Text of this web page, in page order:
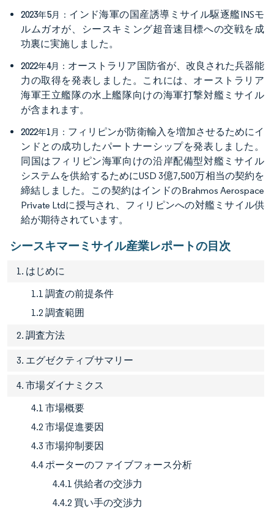
2023年5月： インド海軍の国産誘導ミサイル駆逐艦INSモ
ルムガオが、シースキミング超音速目標への交戦を成
功裏に実施しました。
2022年4月： オーストラリア国防省が、改良された兵器能
力の取得を発表しました。これには、オーストラリア
海軍王立艦隊の水上艦隊向けの海軍打撃対艦ミサイル
が含まれます。
2022年1月： フィリピンが防衛輸入を増加させるためにイ
ンドとの成功したパートナーシップを発表しました。
同国はフィリピン海軍向けの沿岸配備型対艦ミサイル
システムを供給するためにUSD 3億7,500万相当の契約を
締結しました。この契約はインドのBrahmos Aerospace
Private Ltdに授与され、フィリピンへの対艦ミサイル供
給が期待されています。
シースキマーミサイル産業レポートの目次
1. はじめに
1.1 調査の前提条件
1.2 調査範囲
2. 調査方法
3. エグゼクティブサマリー
4. 市場ダイナミクス
4.1 市場概要
4.2 市場促進要因
4.3 市場抑制要因
4.4 ポーターのファイブフォース分析
4.4.1 供給者の交渉力
4.4.2 買い手の交渉力